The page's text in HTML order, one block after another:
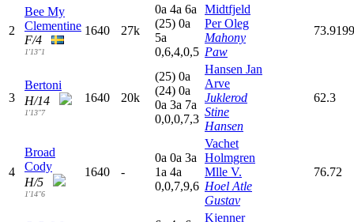
2
Bee My
Clementine
F/4
1'13"1
1640 27k
0a 4a 6a
(25) 0a
5a
0,6,4,0,5
Midtfjeld
Per Oleg
Mahony
Paw
3
Bertoni
H/14
1'13"7
1640 20k
(25) 0a
(24) 0a
0a 3a 7a
0,0,0,7,3
Hansen Jan
Arve
Juklerod
Stine
Hansen
62.3
4
Broad
Cody
H/5
1'14"6
1640 -
0a 0a 3a
1a 4a
0,0,7,9,6
Vachet
Holmgren
Mlle V.
Hoel Atle
Gustav
76.72
Kjenner